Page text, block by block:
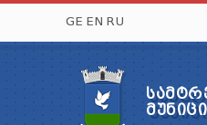
GE EN RU